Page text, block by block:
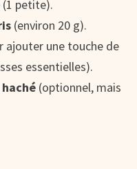
(1 petite).
(environ 20 g).
ajouter une touche de
essentielles).
(optionnel, mais